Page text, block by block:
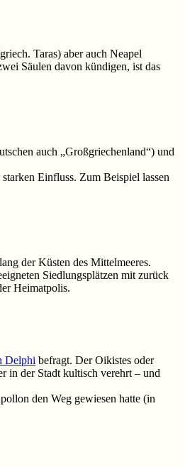
Taras) aber auch Neapel
Säulen davon kündigen, ist das
auch „Großgriechenland“) und
Einfluss. Zum Beispiel lassen
der Küsten des Mittelmeeres.
Siedlungsplätzen mit zurück
Heimatpolis.
Delphi befragt. Der Oikistes oder
in der Stadt kultisch verehrt – und
den Weg gewiesen hatte (in